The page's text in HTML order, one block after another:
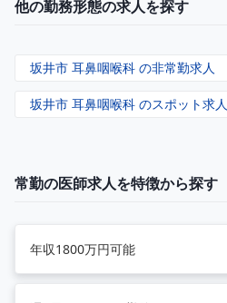
他の勤務形態の求人を探す
坂井市 耳鼻咽喉科 の非常勤求人
坂井市 耳鼻咽喉科 のスポット求人
常勤の医師求人を特徴から探す
年収1800万円可能